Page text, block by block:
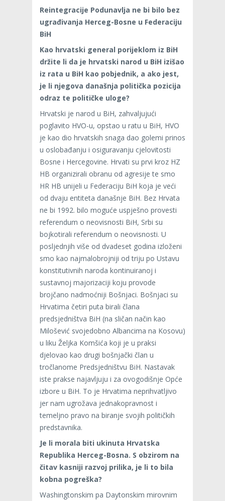
Reintegracije Podunavlja ne bi bilo bez
ugrađivanja Herceg-Bosne u Federaciju
BiH
Kao hrvatski general porijeklom iz BiH
držite li da je hrvatski narod u BiH izišao
iz rata u BiH kao pobjednik, a ako jest,
je li njegova današnja politička pozicija
odraz te političke uloge?
Hrvatski je narod u BiH, zahvaljujući
poglavito HVO-u, opstao u ratu u BiH, HVO
je kao dio hrvatskih snaga dao golemi prinos
u oslobađanju i osiguravanju cjelovitosti
Bosne i Hercegovine. Hrvati su prvi kroz HZ
HB organizirali obranu od agresije te smo
HR HB unijeli u Federaciju BiH koja je veći
od dvaju entiteta današnje BiH. Bez Hrvata
ne bi 1992. bilo moguće uspješno provesti
referendum o neovisnosti BiH, Srbi su
bojkotirali referendum o neovisnosti. U
posljednjih više od dvadeset godina izloženi
smo kao najmalobrojniji od triju po Ustavu
konstitutivnih naroda kontinuiranoj i
sustavnoj majorizaciji koju provode
brojčano nadmoćniji Bošnjaci. Bošnjaci su
Hrvatima četiri puta birali člana
predsjedništva BiH (na sličan način kao
Milošević svojedobno Albancima na Kosovu)
u liku Željka Komšića koji je u praksi
djelovao kao drugi bošnjački član u
tročlanome Predsjedništvu BiH. Nastavak
iste prakse najavljuju i za ovogodišnje Opće
izbore u BiH. To je Hrvatima neprihvatljivo
jer nam ugrožava jednakopravnost i
temeljno pravo na biranje svojih političkih
predstavnika.
Je li morala biti ukinuta Hrvatska
Republika Herceg-Bosna. S obzirom na
čitav kasniji razvoj prilika, je li to bila
kobna pogreška?
Washingtonskim pa Daytonskim mirovnim